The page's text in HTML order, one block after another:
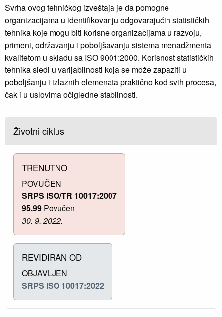
Svrha ovog tehničkog izveštaja je da pomogne
organizacijama u identifikovanju odgovarajućih statističkih
tehnika koje mogu biti korisne organizacijama u razvoju,
primeni, održavanju i poboljšavanju sistema menadžmenta
kvalitetom u skladu sa ISO 9001:2000. Korisnost statističkih
tehnika sledi u varijabilnosti koja se može zapaziti u
poboljšanju i izlaznih elemenata praktično kod svih procesa,
čak i u uslovima očigledne stabilnosti.
Životni ciklus
TRENUTNO
POVUČEN
SRPS ISO/TR 10017:2007
95.99 Povučen
30. 9. 2022.
REVIDIRAN OD
OBJAVLJEN
SRPS ISO 10017:2022